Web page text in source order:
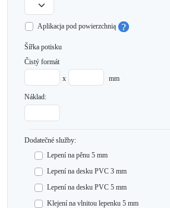
Aplikacja pod powierzchnią
Šířka potisku
Čistý formát
x
mm
Náklad:
Dodatečné služby:
Lepení na pěnu 5 mm
Lepení na desku PVC 3 mm
Lepení na desku PVC 5 mm
Klejení na vlnitou lepenku 5 mm